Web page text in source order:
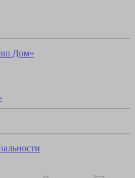
Дом»